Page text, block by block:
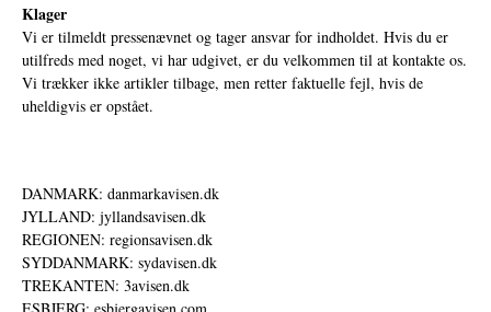
Klager
Vi er tilmeldt pressenævnet og tager ansvar for indholdet. Hvis du er
utilfreds med noget, vi har udgivet, er du velkommen til at kontakte os.
Vi trækker ikke artikler tilbage, men retter faktuelle fejl, hvis de
uheldigvis er opstået.
DANMARK: danmarkavisen.dk
JYLLAND: jyllandsavisen.dk
REGIONEN: regionsavisen.dk
SYDDANMARK: sydavisen.dk
TREKANTEN: 3avisen.dk
ESBJERG: esbjergavisen.com